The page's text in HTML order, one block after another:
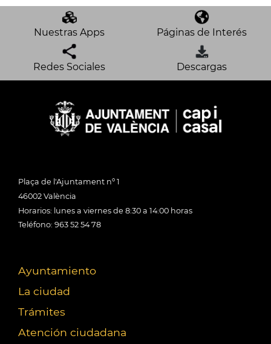
Nuestras Apps Páginas de Interés
Redes Sociales Descargas
Plaça de l'Ajuntament nº 1
46002 València
Horarios: lunes a viernes de 8:30 a 14:00 horas
Teléfono: 963 52 54 78
Ayuntamiento
La ciudad
Trámites
Atención ciudadana